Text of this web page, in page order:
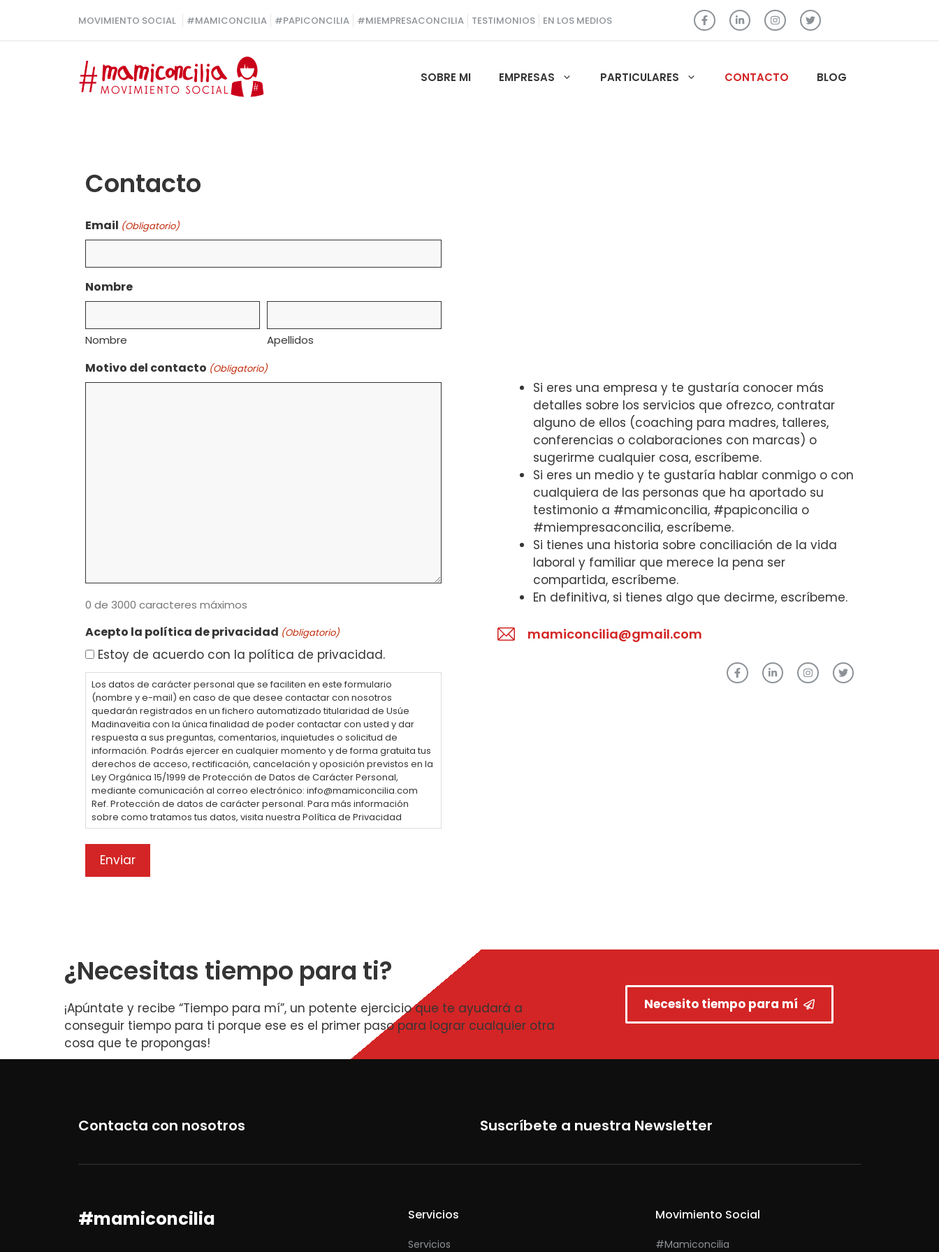
contenido
MOVIMIENTO SOCIAL #MAMICONCILIA #PAPICONCILIA #MIEMPRESACONCILIA TESTIMONIOS EN LOS MEDIOS
SOBRE MI EMPRESAS PARTICULARES CONTACTO BLOG
Contacto
Email (Obligatorio)
Nombre
Nombre Apellidos
Motivo del contacto (Obligatorio)
0 de 3000 caracteres máximos
Acepto la política de privacidad (Obligatorio)
Estoy de acuerdo con la política de privacidad.
Los datos de carácter personal que se faciliten en este formulario
(nombre y e-mail) en caso de que desee contactar con nosotros
quedarán registrados en un fichero automatizado titularidad de Usúe
Madinaveitia con la única finalidad de poder contactar con usted y dar
respuesta a sus preguntas, comentarios, inquietudes o solicitud de
información. Podrás ejercer en cualquier momento y de forma gratuita tus
derechos de acceso, rectificación, cancelación y oposición previstos en la
Ley Orgánica 15/1999 de Protección de Datos de Carácter Personal,
mediante comunicación al correo electrónico: info@mamiconcilia.com
Ref. Protección de datos de carácter personal. Para más información
sobre como tratamos tus datos, visita nuestra Política de Privacidad
Si eres una empresa y te gustaría conocer más
detalles sobre los servicios que ofrezco, contratar
alguno de ellos (coaching para madres, talleres,
conferencias o colaboraciones con marcas) o
sugerirme cualquier cosa, escríbeme.
Si eres un medio y te gustaría hablar conmigo o con
cualquiera de las personas que ha aportado su
testimonio a #mamiconcilia, #papiconcilia o
#miempresaconcilia, escríbeme.
Si tienes una historia sobre conciliación de la vida
laboral y familiar que merece la pena ser
compartida, escríbeme.
En definitiva, si tienes algo que decirme, escríbeme.
mamiconcilia@gmail.com
¿Necesitas tiempo para ti?
¡Apúntate y recibe “Tiempo para mí”, un potente ejercicio que te ayudará a
conseguir tiempo para ti porque ese es el primer paso para lograr cualquier otra
cosa que te propongas!
Necesito tiempo para mí
Contacta con nosotros Suscríbete a nuestra Newsletter
#mamiconcilia Servicios
Servicios
Movimiento Social
#mamiconcilia